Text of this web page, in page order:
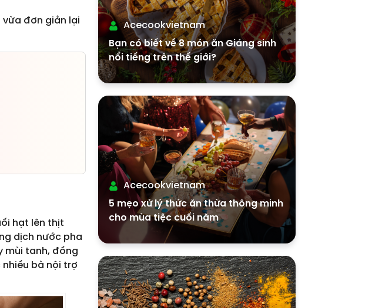
vừa đơn giản lại
hạt lên thịt
dịch nước pha
mùi tanh, đồng
bà nội trợ
Acecookvietnam
Bạn có biết về 8 món ăn Giáng sinh
nổi tiếng trên thế giới?
Acecookvietnam
5 mẹo xử lý thức ăn thừa thông minh
cho mùa tiệc cuối năm